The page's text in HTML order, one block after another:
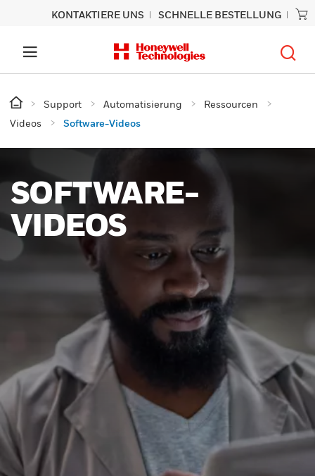
KONTAKTIERE UNS SCHNELLE BESTELLUNG
Support Automatisierung
Ressourcen
Videos
Software-Videos
SOFTWARE-
VIDEOS